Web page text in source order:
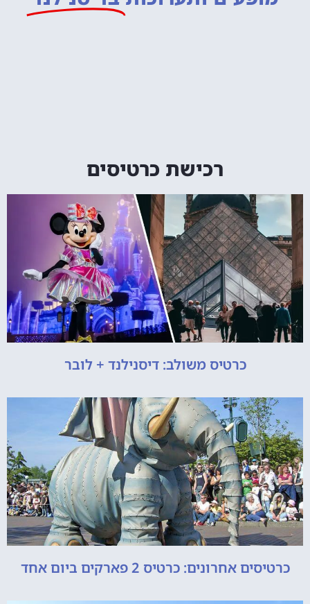
רכישת כרטיסים
כרטיס משולב: דיסנילנד + לובר
כרטיסים אחרונים: כרטיס 2 פארקים ביום אחד